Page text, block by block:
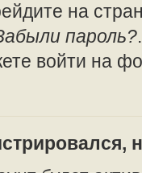
на
пароль?
войти на